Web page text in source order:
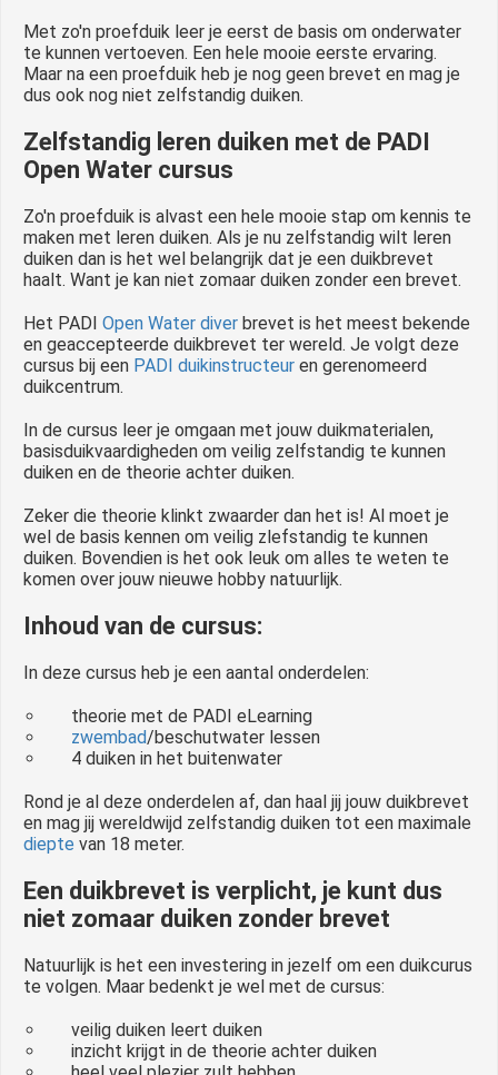
Met zo'n proefduik leer je eerst de basis om onderwater
te kunnen vertoeven. Een hele mooie eerste ervaring.
Maar na een proefduik heb je nog geen brevet en mag je
dus ook nog niet zelfstandig duiken.
Zelfstandig leren duiken met de PADI
Open Water cursus
Zo'n proefduik is alvast een hele mooie stap om kennis te
maken met leren duiken. Als je nu zelfstandig wilt leren
duiken dan is het wel belangrijk dat je een duikbrevet
haalt. Want je kan niet zomaar duiken zonder een brevet.
Het PADI Open Water diver brevet is het meest bekende
en geaccepteerde duikbrevet ter wereld. Je volgt deze
cursus bij een PADI duikinstructeur en gerenomeerd
duikcentrum.
In de cursus leer je omgaan met jouw duikmaterialen,
basisduikvaardigheden om veilig zelfstandig te kunnen
duiken en de theorie achter duiken.
Zeker die theorie klinkt zwaarder dan het is! Al moet je
wel de basis kennen om veilig zlefstandig te kunnen
duiken. Bovendien is het ook leuk om alles te weten te
komen over jouw nieuwe hobby natuurlijk.
Inhoud van de cursus:
In deze cursus heb je een aantal onderdelen:
theorie met de PADI eLearning
zwembad/beschutwater lessen
4 duiken in het buitenwater
Rond je al deze onderdelen af, dan haal jij jouw duikbrevet
en mag jij wereldwijd zelfstandig duiken tot een maximale
diepte van 18 meter.
Een duikbrevet is verplicht, je kunt dus
niet zomaar duiken zonder brevet
Natuurlijk is het een investering in jezelf om een duikcurus
te volgen. Maar bedenkt je wel met de cursus:
veilig duiken leert duiken
inzicht krijgt in de theorie achter duiken